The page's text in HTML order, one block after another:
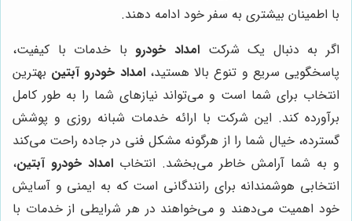
با اطمینان بیشتری به سفر خود ادامه دهند.
اگر به دنبال یک شرکت امداد خودروبا خدمات با کیفیت،
پاسخگویی سریع و تنوع بالا هستید،امداد خودرو آبتین بهترین
انتخاب برای شما است و می‌تواند نیازهای شما را به طور کامل
برآورده کند. این شرکت با ارائه خدمات شبانه روزی و پوشش
گسترده، خیال شما را از هرگونه مشکل فنی در جاده راحت می‌کند
و به شما آرامش خاطر می‌بخشد. انتخاب امداد خودرو آبتین،
انتخابی هوشمندانه برای رانندگانی است که به ایمنی و آسایش
خود اهمیت می‌دهند و می‌خواهند در هر شرایطی از خدمات با